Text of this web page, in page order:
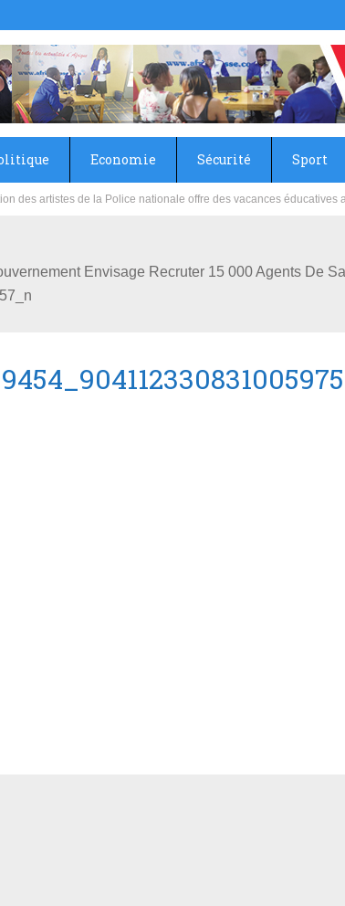
Economie Sécurité Sport
primaire et collège du Camp Général Aboubacar Sangoulé
Envisage Recruter 15 000 Agents De